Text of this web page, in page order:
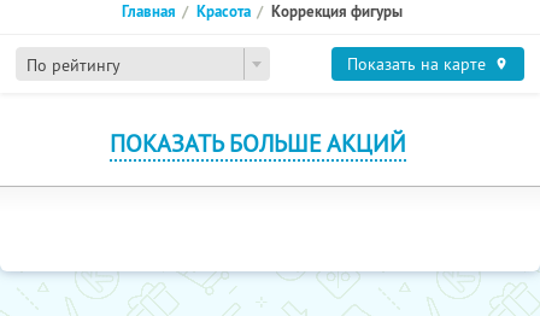
По рейтингу
Главная Красота Коррекция фигуры
Показать на карте
ПОКАЗАТЬ БОЛЬШЕ АКЦИЙ